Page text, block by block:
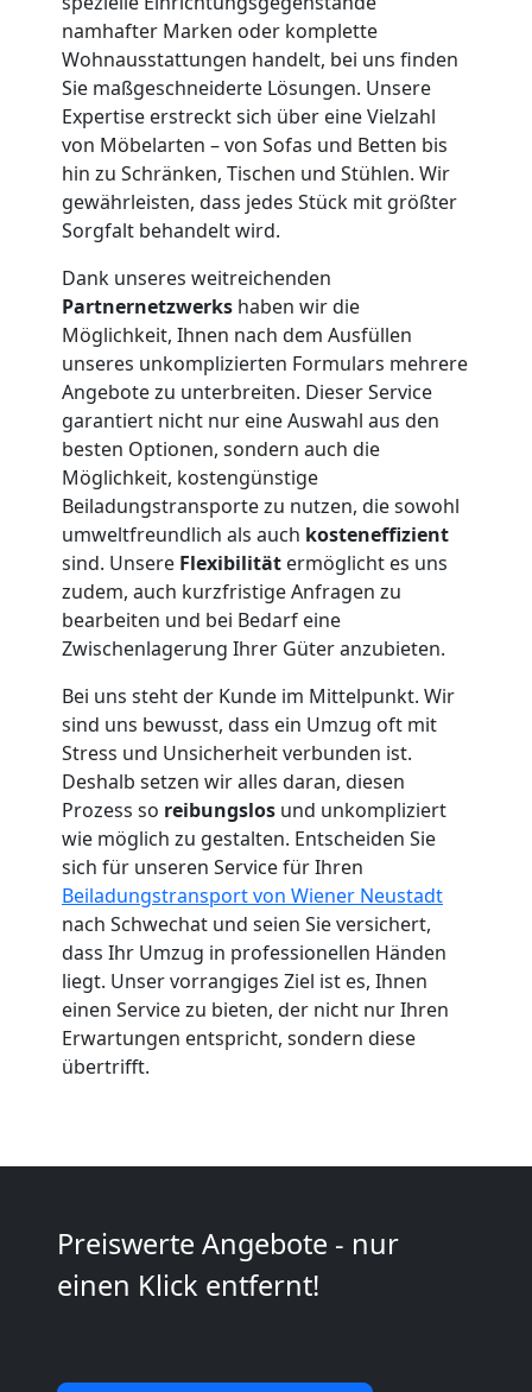
namhafter Marken oder komplette
Wohnausstattungen handelt, bei uns finden
Sie maßgeschneiderte Lösungen. Unsere
Expertise erstreckt sich über eine Vielzahl
von Möbelarten – von Sofas und Betten bis
hin zu Schränken, Tischen und Stühlen. Wir
gewährleisten, dass jedes Stück mit größter
Sorgfalt behandelt wird.
Dank unseres weitreichenden
Partnernetzwerks haben wir die
Möglichkeit, Ihnen nach dem Ausfüllen
unseres unkomplizierten Formulars mehrere
Angebote zu unterbreiten. Dieser Service
garantiert nicht nur eine Auswahl aus den
besten Optionen, sondern auch die
Möglichkeit, kostengünstige
Beiladungstransporte zu nutzen, die sowohl
umweltfreundlich als auch kosteneffizient
sind. Unsere Flexibilität ermöglicht es uns
zudem, auch kurzfristige Anfragen zu
bearbeiten und bei Bedarf eine
Zwischenlagerung Ihrer Güter anzubieten.
Bei uns steht der Kunde im Mittelpunkt. Wir
sind uns bewusst, dass ein Umzug oft mit
Stress und Unsicherheit verbunden ist.
Deshalb setzen wir alles daran, diesen
Prozess so reibungslos und unkompliziert
wie möglich zu gestalten. Entscheiden Sie
sich für unseren Service für Ihren
Beiladungstransport von Wiener Neustadt
nach Schwechat und seien Sie versichert,
dass Ihr Umzug in professionellen Händen
liegt. Unser vorrangiges Ziel ist es, Ihnen
einen Service zu bieten, der nicht nur Ihren
Erwartungen entspricht, sondern diese
übertrifft.
Preiswerte Angebote - nur
einen Klick entfernt!
Kleintransport
Wiener
Neustadt
Möbelmontage
Wiener
Neustadt
Möbeltransport
Wiener
Neustadt
Beiladung
Wiener
Neustadt
Mini
Umzug
Wiener